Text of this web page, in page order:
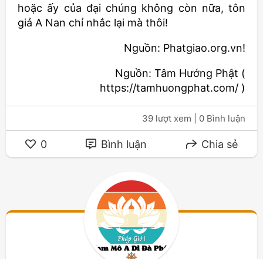
hoặc ấy của đại chúng không còn nữa, tôn
giả A Nan chỉ nhắc lại mà thôi!
Nguồn: Phatgiao.org.vn!
Nguồn: Tâm Hướng Phật (
https://tamhuongphat.com/ )
39 lượt xem | 0 Bình luận
0 Bình luận Chia sẻ